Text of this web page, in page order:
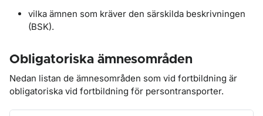
vilka ämnen som kräver den särskilda beskrivningen
(BSK).
Obligatoriska ämnesområden
Nedan listan de ämnesområden som vid fortbildning är
obligatoriska vid fortbildning för persontransporter.